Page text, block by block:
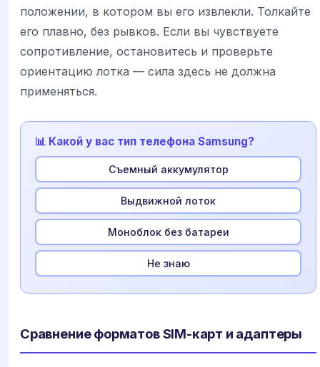
положении, в котором вы его извлекли. Толкайте
его плавно, без рывков. Если вы чувствуете
сопротивление, остановитесь и проверьте
ориентацию лотка — сила здесь не должна
применяться.
📊 Какой у вас тип телефона Samsung?
Съемный аккумулятор
Выдвижной лоток
Моноблок без батареи
Не знаю
Сравнение форматов SIM-карт и адаптеры